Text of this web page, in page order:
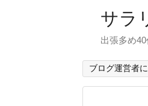
サラ
出張多め
ブログ運営者